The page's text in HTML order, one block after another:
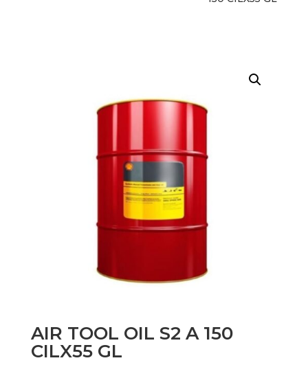
AIR TOOL OIL S2 A 150
CILX55 GL